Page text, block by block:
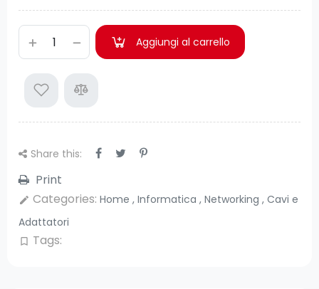
Aggiungi al carrello
Share this:
Print
edit Categories: Home , Informatica , Networking , Cavi e
Adattatori
bookmark_border Tags: